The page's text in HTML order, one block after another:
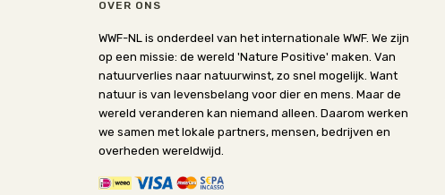
OVER ONS
WWF-NL is onderdeel van het internationale WWF. We zijn
op een missie: de wereld 'Nature Positive' maken. Van
natuurverlies naar natuurwinst, zo snel mogelijk. Want
natuur is van levensbelang voor dier en mens. Maar de
wereld veranderen kan niemand alleen. Daarom werken
we samen met lokale partners, mensen, bedrijven en
overheden wereldwijd.